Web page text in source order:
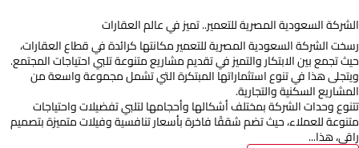
الشركة السعودية المصرية للتعمير.. تميز في عالم العقارات
رسخت الشركة السعودية المصرية للتعمير مكانتها كرائدة في قطاع العقارات،
حيث تجمع بين الابتكار والتميز في تقديم مشاريع متنوعة تلبي احتياجات المجتمع.
ويتجلى هذا في تنوع استثماراتها المبتكرة التي تشمل مجموعة واسعة من
المشاريع السكنية والتجارية.
تتنوع وحدات الشركة بمختلف أشكالها وأحجامها لتلبي تفضيلات واحتياجات
متنوعة للعملاء، حيث تضم شققًا فاخرة بأسعار تنافسية وفيلات متميزة بتصميم
راقي، هذا...